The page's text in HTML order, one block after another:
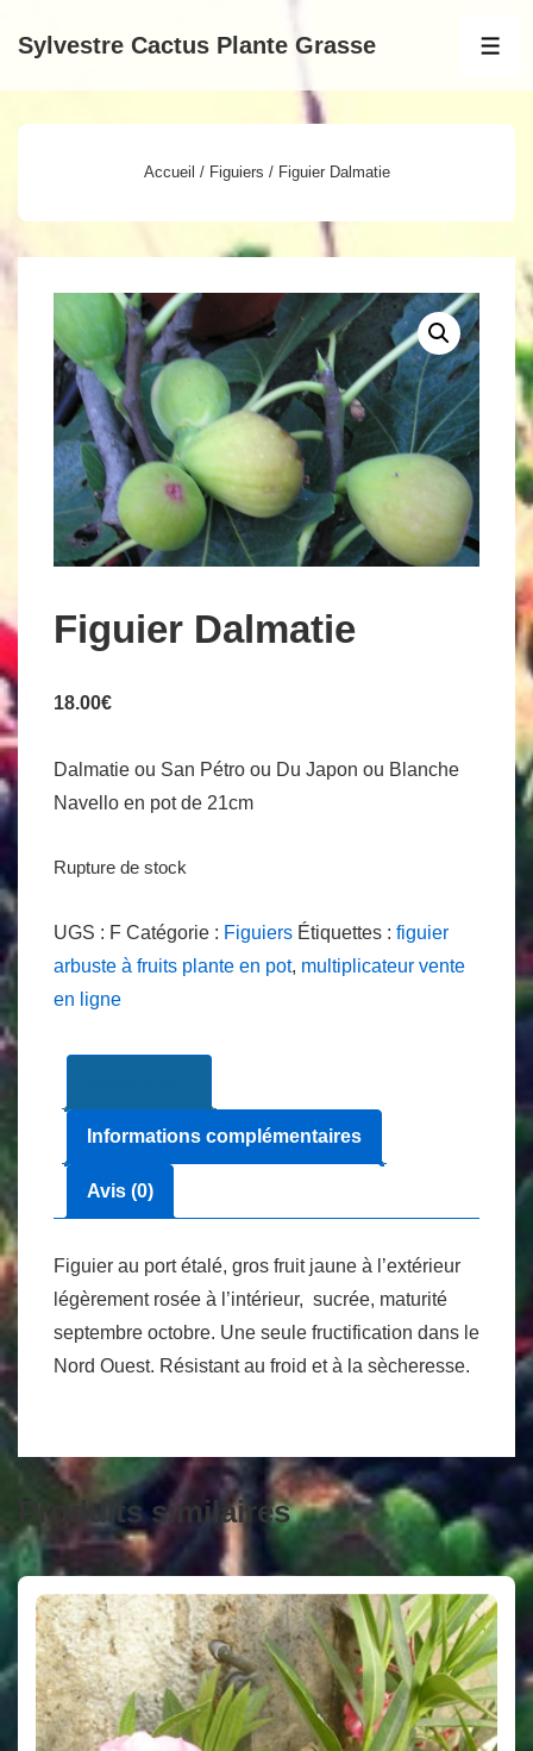
passer
Sylvestre Cactus Plante Grasse
Accueil / Figuiers / Figuier Dalmatie
Figuier Dalmatie
18.00€
Dalmatie ou San Pétro ou Du Japon ou Blanche
Navello en pot de 21cm
Rupture de stock
UGS : F Catégorie : Figuiers Étiquettes : figuier
arbuste à fruits plante en pot, multiplicateur vente
en ligne
Informations complémentaires
Avis (0)
Figuier au port étalé, gros fruit jaune à l’extérieur
légèrement rosée à l’intérieur, sucrée, maturité
septembre octobre. Une seule fructification dans le
Nord Ouest. Résistant au froid et à la sècheresse.
Produits similaires